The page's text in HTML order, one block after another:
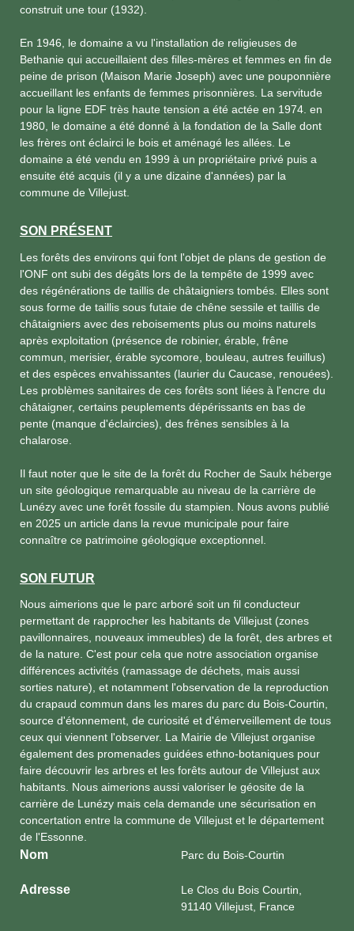
construit une tour (1932).
En 1946, le domaine a vu l'installation de religieuses de
Bethanie qui accueillaient des filles-mères et femmes en fin de
peine de prison (Maison Marie Joseph) avec une pouponnière
accueillant les enfants de femmes prisonnières. La servitude
pour la ligne EDF très haute tension a été actée en 1974. en
1980, le domaine a été donné à la fondation de la Salle dont
les frères ont éclairci le bois et aménagé les allées. Le
domaine a été vendu en 1999 à un propriétaire privé puis a
ensuite été acquis (il y a une dizaine d'années) par la
commune de Villejust.
SON PRÉSENT
Les forêts des environs qui font l'objet de plans de gestion de
l'ONF ont subi des dégâts lors de la tempête de 1999 avec
des régénérations de taillis de châtaigniers tombés. Elles sont
sous forme de taillis sous futaie de chêne sessile et taillis de
châtaigniers avec des reboisements plus ou moins naturels
après exploitation (présence de robinier, érable, frêne
commun, merisier, érable sycomore, bouleau, autres feuillus)
et des espèces envahissantes (laurier du Caucase, renouées).
Les problèmes sanitaires de ces forêts sont liées à l'encre du
châtaigner, certains peuplements dépérissants en bas de
pente (manque d'éclaircies), des frênes sensibles à la
chalarose.
Il faut noter que le site de la forêt du Rocher de Saulx héberge
un site géologique remarquable au niveau de la carrière de
Lunézy avec une forêt fossile du stampien. Nous avons publié
en 2025 un article dans la revue municipale pour faire
connaître ce patrimoine géologique exceptionnel.
SON FUTUR
Nous aimerions que le parc arboré soit un fil conducteur
permettant de rapprocher les habitants de Villejust (zones
pavillonnaires, nouveaux immeubles) de la forêt, des arbres et
de la nature. C'est pour cela que notre association organise
différences activités (ramassage de déchets, mais aussi
sorties nature), et notamment l'observation de la reproduction
du crapaud commun dans les mares du parc du Bois-Courtin,
source d'étonnement, de curiosité et d'émerveillement de tous
ceux qui viennent l'observer. La Mairie de Villejust organise
également des promenades guidées ethno-botaniques pour
faire découvrir les arbres et les forêts autour de Villejust aux
habitants. Nous aimerions aussi valoriser le géosite de la
carrière de Lunézy mais cela demande une sécurisation en
concertation entre la commune de Villejust et le département
de l'Essonne.
Nom Parc du Bois-Courtin
Adresse
Le Clos du Bois Courtin,
91140 Villejust, France